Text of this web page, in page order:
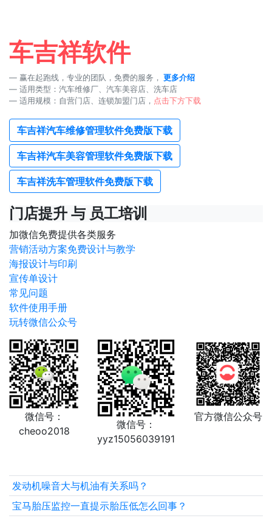
车吉祥软件
赢在起跑线，专业的团队，免费的服务， 更多介绍
适用类型：汽车维修厂、汽车美容店、洗车店
适用规模：自营门店、连锁加盟门店， 点击下方下载
车吉祥汽车维修管理软件免费版下载
车吉祥汽车美容管理软件免费版下载
车吉祥洗车管理软件免费版下载
门店提升 与 员工培训
加微信免费提供各类服务
营销活动方案免费设计与教学
海报设计与印刷
宣传单设计
常见问题
软件使用手册
玩转微信公众号
微信号：
cheoo2018
微信号：
yyz15056039191
官方微信公众号
发动机噪音大与机油有关系吗？
宝马胎压监控一直提示胎压低怎么回事？